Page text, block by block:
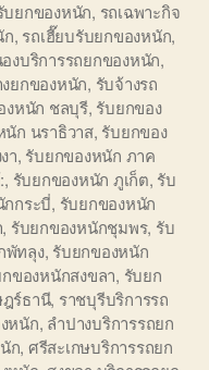
บยกของหนัก, รถเฉพาะกิจ
ก, รถเฮี๊ยบรับยกของหนัก,
งบริการรถยกของหนัก,
ยกของหนัก, รับจ้างรถ
งหนัก ชลบุรี, รับยกของ
ก นราธิวาส, รับยกของ
า, รับยกของหนัก ภาค
, รับยกของหนัก ภูเก็ต, รับ
กระบี่, รับยกของหนัก
, รับยกของหนักชุมพร, รับ
พัทลุง, รับยกของหนัก
ของหนักสงขลา, รับยก
ร์ธานี, ราชบุรีบริการรถ
หนัก, ลำปางบริการรถยก
ก, ศรีสะเกษบริการรถยก